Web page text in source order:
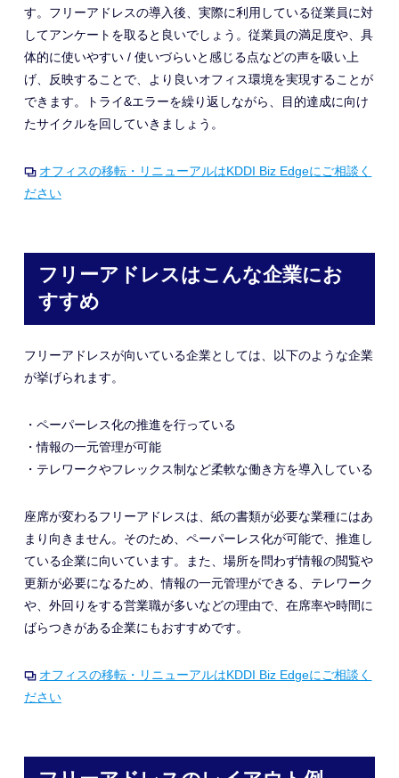
す。フリーアドレスの導入後 、実際に利用 している従業員に対
してアンケートを取ると良いでしょう。 従業員の満足度や、具
体的に使いやすい / 使いづらいと感じる点などの声を吸い上
げ、反映することで、より良いオフィス環境を実現することが
できます。トライ&エラーを繰り返しながら、目的達成に向け
たサイクルを回していきましょう。
オフィスの移転・リニューアルはKDDI Biz Edgeにご相談く
ださい
フリーアドレスはこんな企業にお
すすめ
フリーアドレスが向いている企業としては、以下のような企業
が挙げられます。
・ペーパーレス化の推進を行っている
・情報の一元管理が可能
・テレワークやフレックス制など柔軟な働き方を導入している
座席が変わるフリーアドレスは、紙の書類が必要な業種にはあ
まり向きません。そのため、ペーパーレス化が可能で、 推進し
ている企業に向いています。また、場所を問わず情報の閲覧や
更新が必要になるため、情報の一元管理ができる、テレワーク
や、外回りをする営業職が多いなどの理由で、 在席率や時間に
ばらつきがある企業にもおすすめです。
オフィスの移転・リニューアルはKDDI Biz Edgeにご相談く
ださい